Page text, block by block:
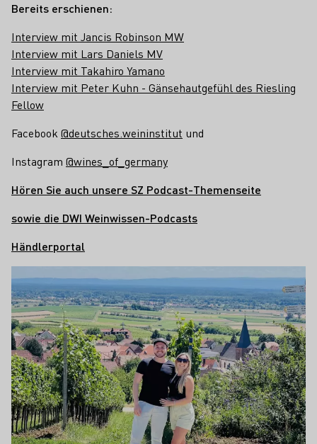
Bereits erschienen:
Interview mit Jancis Robinson MW
Interview mit Lars Daniels MV
Interview mit Takahiro Yamano
Interview mit Peter Kuhn - Gänsehautgefühl des Riesling
Fellow
Facebook @deutsches.weininstitut und
Instagram @wines_of_germany
Hören Sie auch unsere SZ Podcast-Themenseite
sowie die DWI Weinwissen-Podcasts
Händlerportal